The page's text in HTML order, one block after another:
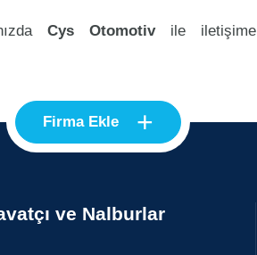
Cys Otomotivile iletişime
Firma Ekle +
ve Nalburlar